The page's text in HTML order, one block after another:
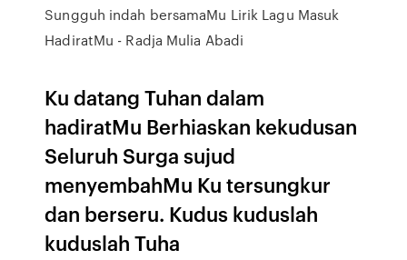
Sungguh indah bersamaMu Lirik Lagu Masuk
HadiratMu - Radja Mulia Abadi
Ku datang Tuhan dalam
hadiratMu Berhiaskan kekudusan
Seluruh Surga sujud
menyembahMu Ku tersungkur
dan berseru. Kudus kuduslah
kuduslah Tuha